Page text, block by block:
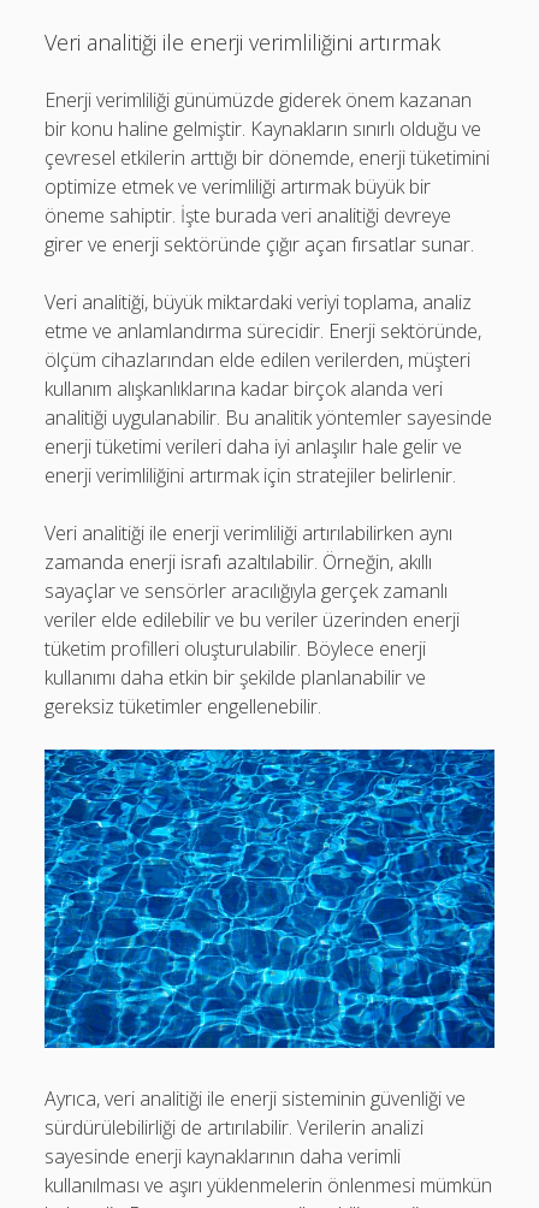
Veri analitiği ile enerji verimliliğini artırmak
Enerji verimliliği günümüzde giderek önem kazanan
bir konu haline gelmiştir. Kaynakların sınırlı olduğu ve
çevresel etkilerin arttığı bir dönemde, enerji tüketimini
optimize etmek ve verimliliği artırmak büyük bir
öneme sahiptir. İşte burada veri analitiği devreye
girer ve enerji sektöründe çığır açan fırsatlar sunar.
Veri analitiği, büyük miktardaki veriyi toplama, analiz
etme ve anlamlandırma sürecidir. Enerji sektöründe,
ölçüm cihazlarından elde edilen verilerden, müşteri
kullanım alışkanlıklarına kadar birçok alanda veri
analitiği uygulanabilir. Bu analitik yöntemler sayesinde
enerji tüketimi verileri daha iyi anlaşılır hale gelir ve
enerji verimliliğini artırmak için stratejiler belirlenir.
Veri analitiği ile enerji verimliliği artırılabilirken aynı
zamanda enerji israfı azaltılabilir. Örneğin, akıllı
sayaçlar ve sensörler aracılığıyla gerçek zamanlı
veriler elde edilebilir ve bu veriler üzerinden enerji
tüketim profilleri oluşturulabilir. Böylece enerji
kullanımı daha etkin bir şekilde planlanabilir ve
gereksiz tüketimler engellenebilir.
Ayrıca, veri analitiği ile enerji sisteminin güvenliği ve
sürdürülebilirliği de artırılabilir. Verilerin analizi
sayesinde enerji kaynaklarının daha verimli
kullanılması ve aşırı yüklenmelerin önlenmesi mümkün